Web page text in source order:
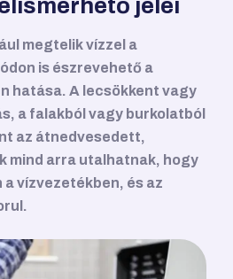
jelei
megtelik vízzel a
is észrevehető a
hatása. A lecsökkent vagy
a falakból vagy burkolatból
az átnedvesedett,
mind arra utalhatnak, hogy
vízvezetékben, és az